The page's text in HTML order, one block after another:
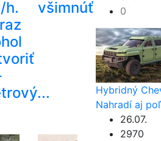
h.
všimnúť
0
Hybridný
Nahradí aj
26.07.
2970